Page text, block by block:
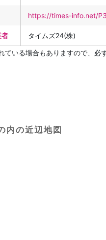
https://times-info.net/
者 タイムズ24(株)
ている場合もありますので、必
内の近辺地図